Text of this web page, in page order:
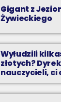
Gigant z
Żywieckiego
Wyłudzili
złotych?
nauczycieli, ci
zarzuty